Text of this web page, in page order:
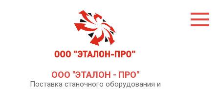
ООО "ЭТАЛОН - ПРО"
Поставка станочного оборудования и